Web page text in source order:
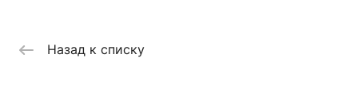
Назад к списку